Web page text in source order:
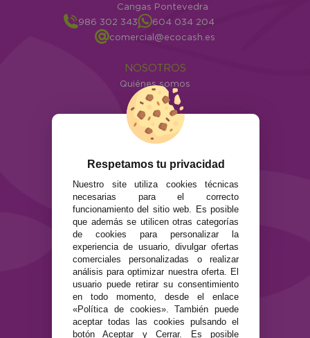
Cangas Pontevedra
986 302 343
604 034 204
comercial@ecocash.es
NOSOTROS
Quiénes somos
Info
ATENCIÓN AL CLIENTE
Envíos y devoluciones
Formas de pago
SEGURIDAD Y PRIVACIDAD
Términos y condiciones de uso
Política de privacidad
Política de cookies
Respetamos tu privacidad
Nuestro site utiliza cookies técnicas
necesarias para el correcto
funcionamiento del sitio web. Es posible
que además se utilicen otras categorías
de cookies para personalizar la
experiencia de usuario, divulgar ofertas
comerciales personalizadas o realizar
análisis para optimizar nuestra oferta. El
usuario puede retirar su consentimiento
en todo momento, desde el enlace
«Política de cookies». También puede
aceptar todas las cookies pulsando el
botón Aceptar y Cerrar. Es posible